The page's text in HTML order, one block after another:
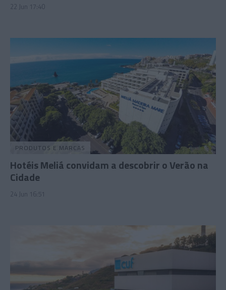
22 Jun 17:40
PRODUTOS E MARCAS
Hotéis Meliá convidam a descobrir o Verão na
Cidade
24 Jun 16:51